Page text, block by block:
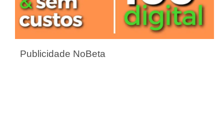
Publicidade NoBeta